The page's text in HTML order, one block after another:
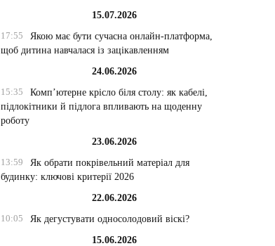
15.07.2026
17:55
Якою має бути сучасна онлайн-платформа,
щоб дитина навчалася із зацікавленням
24.06.2026
15:35
Комп’ютерне крісло біля столу: як кабелі,
підлокітники й підлога впливають на щоденну
роботу
23.06.2026
13:59
Як обрати покрівельний матеріал для
будинку: ключові критерії 2026
22.06.2026
10:05
Як дегустувати односолодовий віскі?
15.06.2026